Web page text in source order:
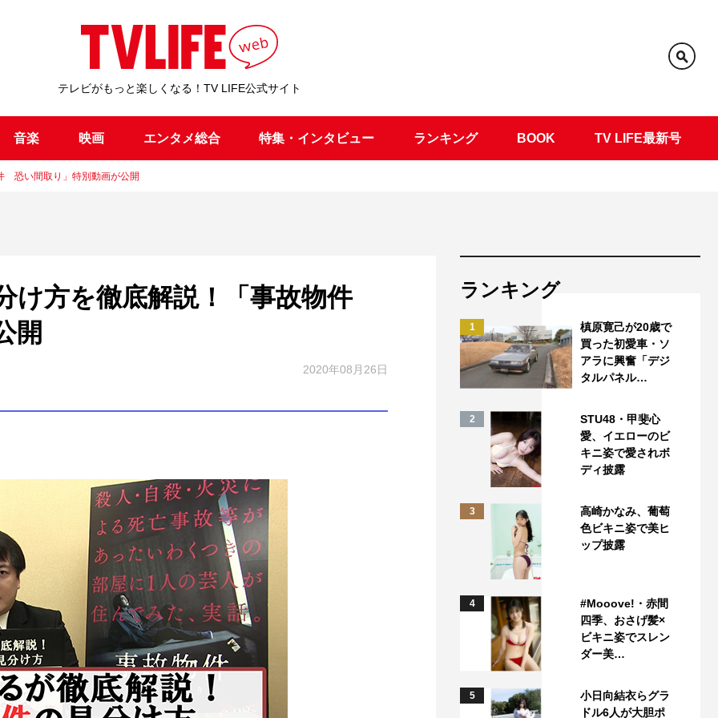
テレビがもっと楽しくなる！TV LIFE公式サイト
音楽 映画 エンタメ総合 特集・インタビュー ランキング BOOK TV LIFE最新号
恐い間取り」特別動画が公開
け方を徹底解説！「事故物件
開
2020年08月26日
ランキング
1
槙原寛己が20歳で
買った初愛車・ソ
アラに興奮「デジ
タルパネル…
2
STU48・甲斐心
愛、イエローのビ
キニ姿で愛されボ
ディ披露
3
高崎かなみ、葡萄
色ビキニ姿で美ヒ
ップ披露
4
#Mooove!・赤間
四季、おさげ髪×
ビキニ姿でスレン
ダー美…
5
小日向結衣らグラ
ドル6人が大胆ポ